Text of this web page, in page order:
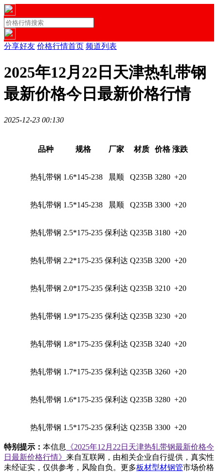
分享好友 价格行情首页 频道列表
2025年12月22日天津热轧带钢
最新价格今日最新价格行情
2025-12-23 00:130
品种 规格 厂家 材质 价格 涨跌
热轧带钢 1.6*145-238 晨顺 Q235B 3280 +20
热轧带钢 1.5*145-238 晨顺 Q235B 3300 +20
热轧带钢 2.5*175-235 保利达 Q235B 3180 +20
热轧带钢 2.2*175-235 保利达 Q235B 3200 +20
热轧带钢 2.0*175-235 保利达 Q235B 3210 +20
热轧带钢 1.9*175-235 保利达 Q235B 3230 +20
热轧带钢 1.8*175-235 保利达 Q235B 3240 +20
热轧带钢 1.7*175-235 保利达 Q235B 3260 +20
热轧带钢 1.6*175-235 保利达 Q235B 3280 +20
热轧带钢 1.5*175-235 保利达 Q235B 3300 +20
特别提示： 本信息
《2025年12月22日天津热轧带钢最新价格今
日最新价格行情》 来自互联网，由相关企业自行提供，真实性
未经证实，仅供参考，风险自负。更多板材型材钢管市场价格